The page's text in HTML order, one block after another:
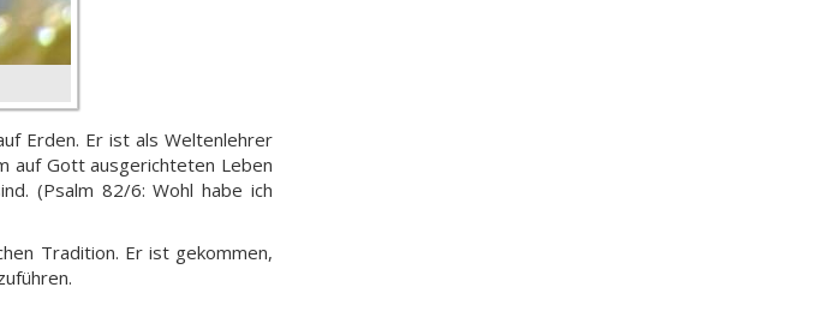
Erden. Er ist als Weltenlehrer
auf Gott ausgerichteten Leben
(Psalm 82/6: Wohl habe ich
Tradition. Er ist gekommen,